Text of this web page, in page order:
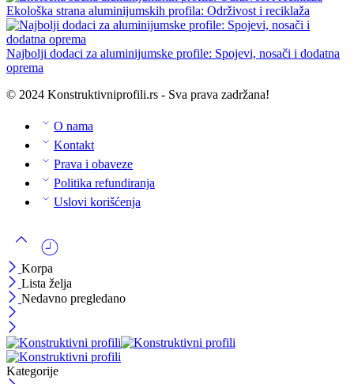
Ekološka strana aluminijumskih profila: Održivost i reciklaža
Najbolji dodaci za aluminijumske profile: Spojevi, nosači i dodatna
oprema
© 2024 Konstruktivniprofili.rs - Sva prava zadržana!
O nama
Kontakt
Prava i obaveze
Politika refundiranja
Uslovi korišćenja
Korpa
Lista želja
Nedavno pregledano
Kategorije